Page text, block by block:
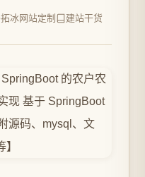
拓冰网站定制 建站干货